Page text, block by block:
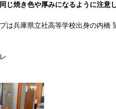
じ焼き色や厚みになるように注意
は兵庫県立社高等学校出身の内橋